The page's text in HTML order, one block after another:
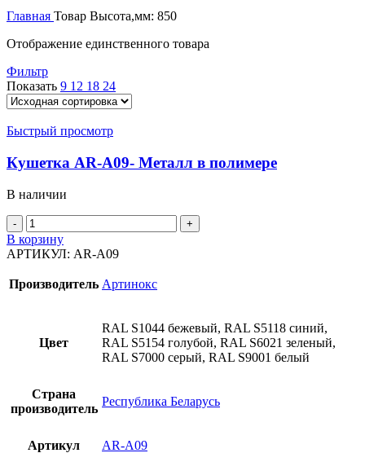
Главная Товар Высота,мм: 850
Отображение единственного товара
Фильтр
Показать 9 12 18 24
Быстрый просмотр
Кушетка AR-A09- Металл в полимере
В наличии
Количество
товара
Кушетка
A09-
Металл
В корзину
АРТИКУЛ: AR-A09
Производитель Артинокс
Цвет
RAL S1044 бежевый, RAL S5118 синий,
RAL S5154 голубой, RAL S6021 зеленый,
RAL S7000 серый, RAL S9001 белый
Страна
производитель
Республика Беларусь
Артикул AR-A09